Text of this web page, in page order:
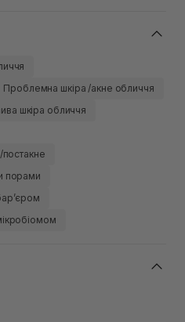
Проблемна шкіра /акне обличчя
шкіра обличчя
постакне
порами